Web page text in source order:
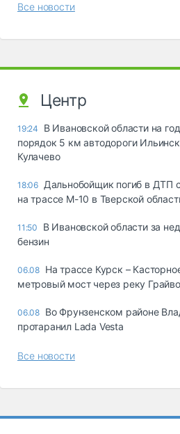
Все новости
Центр
19:24
В Ивановской области на
порядок 5 км автодороги
Кулачево
18:06 Дальнобойщик погиб в ДТП
на трассе М-10 в Тверской
11:50
В Ивановской области за
бензин
06.08 На трассе Курск –
метровый мост через реку
06.08 Во Фрунзенском районе
протаранил Lada Vesta
Все новости